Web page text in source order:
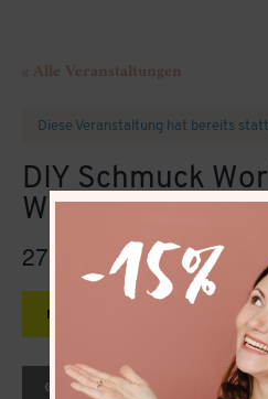
« Alle Veranstaltungen
Diese Veranstaltung hat bereits
DIY Schmuck
Wald Berlin
27.04.2024@10:00
MEHR INFOS »
Veranstaltung-
Navigation
«
Abstract Art/Mixed